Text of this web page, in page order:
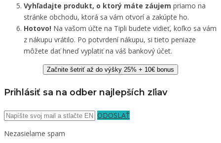
Vyhľadajte produkt, o ktorý máte záujem priamo na
stránke obchodu, ktorá sa vám otvorí a zakúpte ho.
Hotovo! Na vašom účte na Tipli budete vidieť, koľko sa vám
z nákupu vrátilo. Po potvrdení nákupu, si tieto peniaze
môžete dať hneď vyplatiť na váš bankový účet.
Začnite šetriť až do výšky 25% + 10€ bonus
Prihlásiť sa na odber najlepších zľiav
ODOSLAŤ
Nezasielame spam